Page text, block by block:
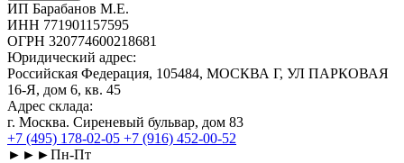
ИП Барабанов М.Е.
ИНН 771901157595
ОГРН 320774600218681
Юридический адрес:
Российская Федерация, 105484, МОСКВА Г, УЛ ПАРКОВАЯ
16-Я, дом 6, кв. 45
Адрес склада:
г. Москва. Сиреневый бульвар, дом 83
+7 (495) 178-02-05 +7 (916) 452-00-52
►►►Пн-Пт